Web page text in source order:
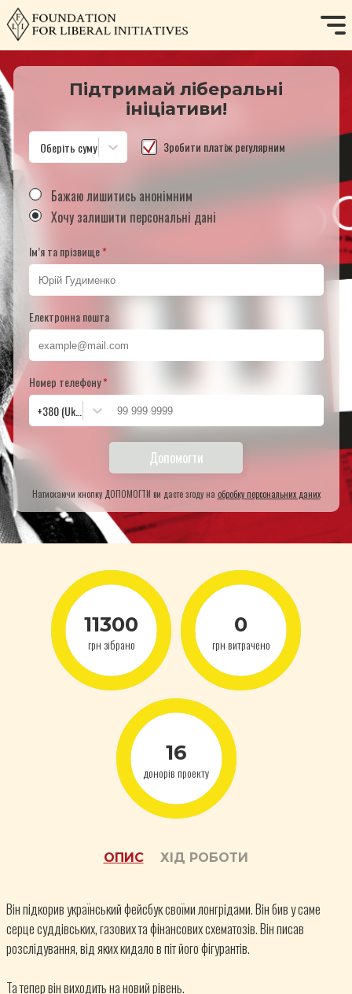
Підтримай ліберальні
ініціативи!
Оберіть суму Зробити платіж регулярним
Бажаю лишитись анонімним
Хочу залишити персональні дані
Ім’я та прізвище *
Електронна пошта
Номер телефону*
+380 (Ukraine)
Допомогти
Натискаючи кнопку ДОПОМОГТИ ви даєте згоду на обробку персональних даних
11300
грн зібрано
0
грн витрачено
16
донорів проекту
ОПИС ХІД РОБОТИ
Він підкорив український фейсбук своїми лонгрідами. Він бив у саме
серце суддівських, газових та фінансових схематозів. Він писав
розслідування, від яких кидало в піт його фігурантів.
Та тепер він виходить на новий рівень.